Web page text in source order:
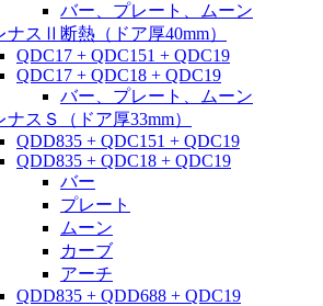
バー、プレート、ムーン
ナスⅡ断熱（ドア厚40mm）
QDC17 + QDC151 + QDC19
QDC17 + QDC18 + QDC19
バー、プレート、ムーン
ナスＳ（ドア厚33mm）
QDD835 + QDC151 + QDC19
QDD835 + QDC18 + QDC19
バー
プレート
ムーン
カーブ
アーチ
QDD835 + QDD688 + QDC19